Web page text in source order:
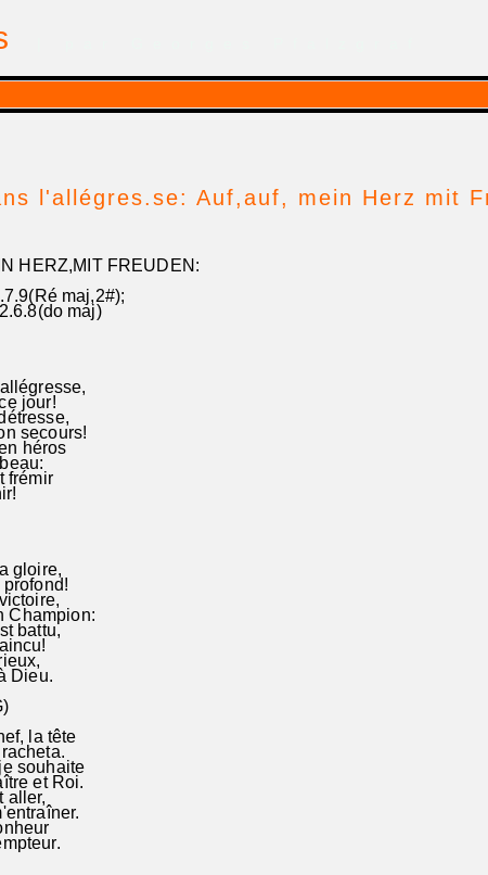
l'allégres.se: Auf,auf, mein Herz mit
HERZ,MIT FREUDEN:
maj,2#);
maj)
jour!
secours!
héros
frémir
gloire,
Champion:
battu,
Dieu.
la tête
souhaite
et Roi.
aller,